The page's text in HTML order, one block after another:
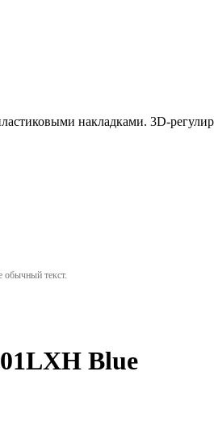
накладками. 3D-
обычный текст.
Blue